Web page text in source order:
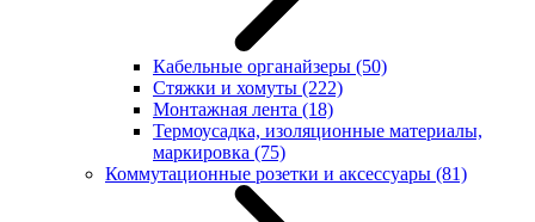
Кабельные органайзеры (50)
Стяжки и хомуты (222)
Монтажная лента (18)
Термоусадка, изоляционные материалы,
маркировка (75)
Коммутационные розетки и аксессуары (81)